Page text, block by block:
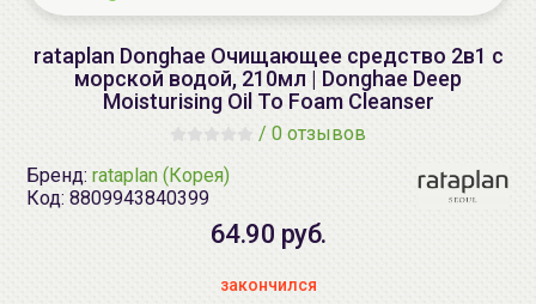
rataplan Donghae Очищающее средство 2в1 с
морской водой, 210мл | Donghae Deep
Moisturising Oil To Foam Cleanser
/ 0 отзывов
Бренд: rataplan (Корея)
Код: 8809943840399
64.90 руб.
закончился